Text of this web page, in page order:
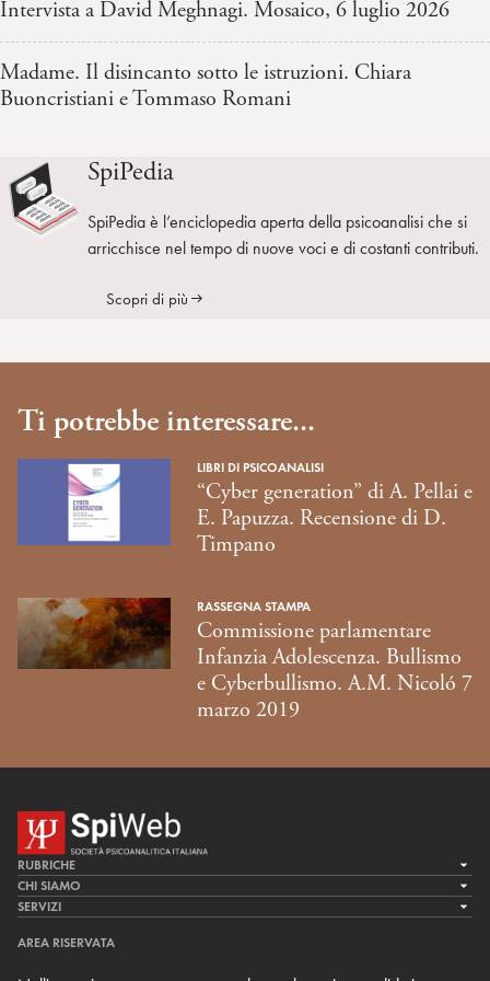
Intervista a David Meghnagi. Mosaico, 6 luglio 2026
Madame. Il disincanto sotto le istruzioni. Chiara
Buoncristiani e Tommaso Romani
SpiPedia
SpiPedia è l’enciclopedia aperta della psicoanalisi che si
arricchisce nel tempo di nuove voci e di costanti contributi.
Scopri di più
Ti potrebbe interessare...
LIBRI DI PSICOANALISI
“Cyber generation” di A. Pellai e
E. Papuzza. Recensione di D.
Timpano
RASSEGNA STAMPA
Commissione parlamentare
Infanzia Adolescenza. Bullismo
e Cyberbullismo. A.M. Nicoló 7
marzo 2019
RUBRICHE
LA CURA
LA RICERCA
CHI SIAMO
LA SPI
TEAM DI SPIWEB
SERVIZI
AREA RISERVATA